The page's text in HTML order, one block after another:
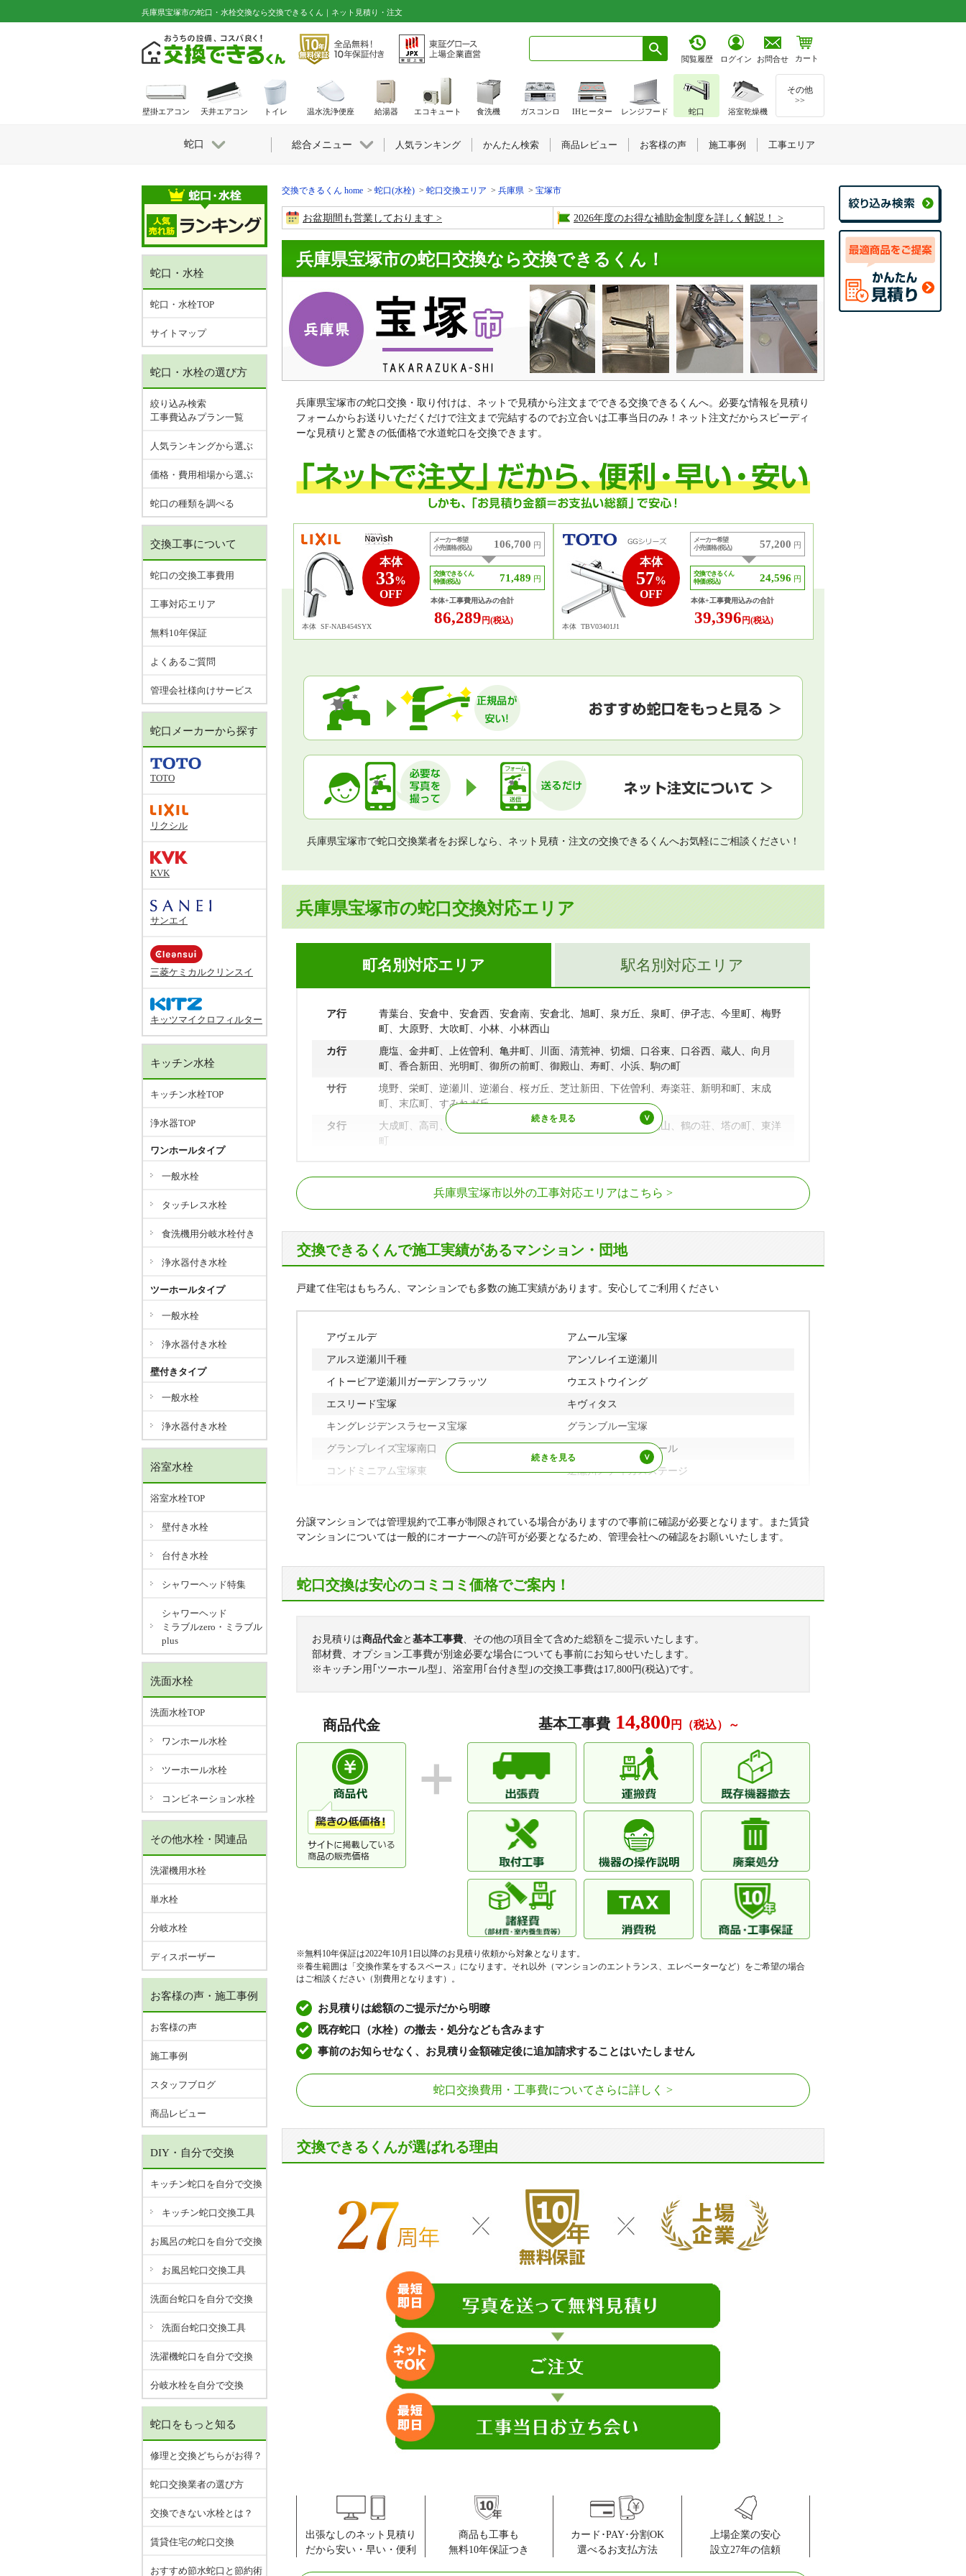
兵庫県宝塚市の蛇口・水栓交換なら交換できるくん｜ネット見積り・注文
閲覧履歴 ログイン お問合せ カート
交換できるくん home 蛇口(水栓) 蛇口交換エリア 兵庫県 宝塚市
お盆期間も営業しております 2026年度のお得な補助金制度を詳しく解説！
兵庫県宝塚市の蛇口交換なら交換できるくん！
兵庫県宝塚市の蛇口交換・取り付けは、ネットで見積から注文までできる交換できるくんへ。必要な情報を見積り
フォームからお送りいただくだけで注文まで完結するのでお立合いは工事当日のみ！ネット注文だからスピーディ
ーな見積りと驚きの低価格で水道蛇口を交換できます。
本体
33%
OFF
本体 SF-NAB454SYX
メーカー希望
小売価格 (税込)
106,700 円
交換できるくん
特価 (税込)
71,489 円
本体+工事費用込みの合計
86,289 円(税込)
本体
57%
OFF
本体 TBV03401J1
メーカー希望
小売価格 (税込)
57,200 円
交換できるくん
特価 (税込)
24,596 円
本体+工事費用込みの合計
39,396 円(税込)
兵庫県宝塚市で蛇口交換業者をお探しなら、ネット見積・注文の交換できるくんへお気軽にご相談ください！
兵庫県宝塚市の蛇口交換対応エリア
町名別対応エリア
ア行
青葉台、安倉中、安倉西、安倉南、安倉北、旭町、泉ガ丘、泉町、伊孑志、今里町、梅野
町、大原野、大吹町、小林、小林西山
カ行
鹿塩、金井町、上佐曽利、亀井町、川面、清荒神、切畑、口谷東、口谷西、蔵人、向月
町、香合新田、光明町、御所の前町、御殿山、寿町、小浜、駒の町
サ行
境野、栄町、逆瀬川、逆瀬台、桜ガ丘、芝辻新田、下佐曽利、寿楽荘、新明和町、末成
町、末広町、すみれガ丘
タ行
大成町、高司、高松町、谷口町、玉瀬、千種、長寿ガ丘、月見山、鶴の荘、塔の町、東洋
町
尾台、長尾町、長谷、仁川旭ガ丘、仁川うぐいす台、仁川清風台、仁川高台、仁川高丸、
仁川団地、仁川月見ガ丘、仁川宮西町、仁川北、仁川台、野上
雲雀丘山手、平井、平井山荘、福井町、ふじガ丘、宝松苑、宝梅、星の荘
マ行
米谷、米谷清、三笠町、美座、南口、南ひばりガ丘、宮の町、美幸町、武庫川町、武庫
山、売布、売布きよしガ丘、売布自由ガ丘、売布東の町、売布山手町、売布ガ丘、紅葉ガ
丘
駅名別対応エリア
雲雀丘花屋敷駅、山本駅、中山観音駅、売布神社駅、
清荒神駅、宝塚駅
阪急今津線 宝塚駅、宝塚南口駅、逆瀬川駅、小林駅、仁川駅
兵庫県宝塚市以外の工事対応エリアはこちら
交換できるくんで施工実績があるマンション・団地
戸建て住宅はもちろん、マンションでも多数の施工実績があります。安心してご利用ください
アヴェルデ アムール宝塚
アルス逆瀬川千種 アンソレイエ逆瀬川
イトーピア逆瀬川ガーデンフラッツ ウエストウイング
エスリード宝塚 キヴィタス
キングレジデンスラセーヌ宝塚 グランブルー宝塚
グランプレイズ宝塚南口 クレール宝塚ベルエール
コンドミニアム宝塚東 逆瀬川メディカスステージ
ジオタワー宝塚イースト ジオブライトサイト宝塚
ジオ宝塚ブライトサイト シティハイツ逆瀬川
宝塚ホームズヴィオレ
宝塚ロジュマン ツインコート宝塚
ドルミ逆瀬川 NEOダイキョー逆瀬川
パークスクエア宝塚フォレストタワー 花のみち一番舘
ファミール宝塚グランスイートタワー プラネスーペリア宝塚
ラヴェール宝塚 リバーサイド中山
ローズハイツ宝塚 ワコーレ逆瀬川ステーションマークス
※その他、多数の実績がございます。
分譲マンションでは管理規約で工事が制限されている場合がありますので事前に確認が必要となります。また賃貸
マンションについては一般的にオーナーへの許可が必要となるため、管理会社への確認をお願いいたします。
蛇口交換は安心のコミコミ価格でご案内！
お見積りは商品代金と 基本工事費、その他の項目全て含めた総額をご提示いたします。
部材費、オプション工事費が別途必要な場合についても事前にお知らせいたします。
※キッチン用｢ツーホール型｣、浴室用｢台付き型｣の交換工事費は17,800円(税込)です。
商品代金 基本工事費 14,800 円（税込）～
※無料10年保証は2022年10月1日以降のお見積り依頼から対象となります。
※養生範囲は「交換作業をするスペース」になります。それ以外（マンションのエントランス、エレベーターなど）をご希望の場合
はご相談ください（別費用となります）。
お見積りは総額のご提示だから明瞭
既存蛇口（水栓）の撤去・処分なども含みます
事前のお知らせなく、お見積り金額確定後に追加請求することはいたしません
蛇口交換費用・工事費についてさらに詳しく
交換できるくんが選ばれる理由
出張なしのネット見積り
だから安い・早い・便利
商品も工事も
無料10年保証つき
カード･PAY･分割OK
選べるお支払方法
上場企業の安心
設立27年の信頼
蛇口・水栓
蛇口・水栓TOP
サイトマップ
蛇口・水栓の選び方
絞り込み検索
工事費込みプラン一覧
人気ランキングから選ぶ
価格・費用相場から選ぶ
蛇口の種類を調べる
交換工事について
蛇口の交換工事費用
工事対応エリア
無料10年保証
よくあるご質問
管理会社様向けサービス
蛇口メーカーから探す
TOTO
リクシル
KVK
サンエイ
三菱ケミカルクリンスイ
キッツマイクロフィルター
キッチン水栓
キッチン水栓TOP
浄水器TOP
ワンホールタイプ
一般水栓
タッチレス水栓
食洗機用分岐水栓付き
浄水器付き水栓
ツーホールタイプ
一般水栓
浄水器付き水栓
壁付きタイプ
一般水栓
浄水器付き水栓
浴室水栓
浴室水栓TOP
壁付き水栓
台付き水栓
シャワーヘッド特集
シャワーヘッド
ミラブルzero・ミラブル
plus
洗面水栓
洗面水栓TOP
ワンホール水栓
ツーホール水栓
コンビネーション水栓
その他水栓・関連品
洗濯機用水栓
単水栓
分岐水栓
ディスポーザー
お客様の声・施工事例
お客様の声
施工事例
スタッフブログ
商品レビュー
DIY・自分で交換
キッチン蛇口を自分で交換
キッチン蛇口交換工具
お風呂の蛇口を自分で交換
お風呂蛇口交換工具
洗面台蛇口を自分で交換
洗面台蛇口交換工具
洗濯機蛇口を自分で交換
分岐水栓を自分で交換
蛇口をもっと知る
修理と交換どちらがお得？
蛇口交換業者の選び方
交換できない水栓とは？
賃貸住宅の蛇口交換
おすすめ節水蛇口と節約術
壁掛エアコン 天井エアコン トイレ 温水洗浄便座 給湯器 エコキュート 食洗機 ガスコンロ IHヒーター レンジフード 蛇口 浴室乾燥機
その他
>>
蛇口 総合メニュー 人気ランキング かんたん検索 商品レビュー お客様の声 施工事例 工事エリア